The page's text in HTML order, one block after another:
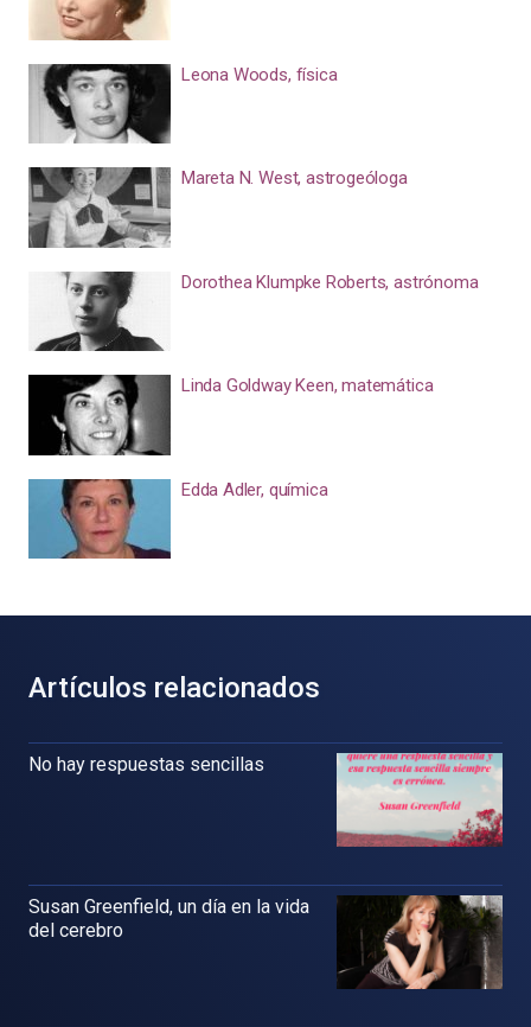
Leona Woods, física
Mareta N. West, astrogeóloga
Dorothea Klumpke Roberts, astrónoma
Linda Goldway Keen, matemática
Edda Adler, química
Artículos relacionados
No hay respuestas sencillas
Susan Greenfield, un día en la vida
del cerebro